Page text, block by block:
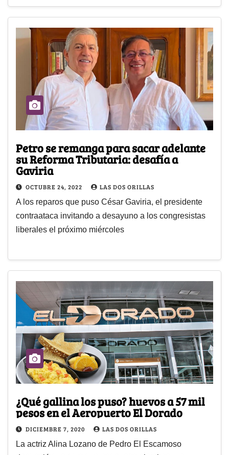
Petro se remanga para sacar adelante
su Reforma Tributaria: desafía a
Gaviria
OCTUBRE 24, 2022 LAS DOS ORILLAS
A los reparos que puso César Gaviria, el presidente
contraataca invitando a desayuno a los congresistas
liberales el próximo miércoles
¿Qué gallina los puso? huevos a 57 mil
pesos en el Aeropuerto El Dorado
DICIEMBRE 7, 2020 LAS DOS ORILLAS
La actriz Alina Lozano de Pedro El Escamoso